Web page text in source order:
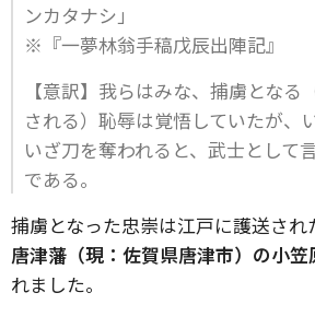
ンカタナシ」
※『一夢林翁手稿戊辰出陣記』
【意訳】我らはみな、捕虜となる
される）恥辱は覚悟していたが、
いざ刀を奪われると、武士として
である。
捕虜となった忠崇は江戸に護送され
唐津藩（現：佐賀県唐津市）の小笠
れました。